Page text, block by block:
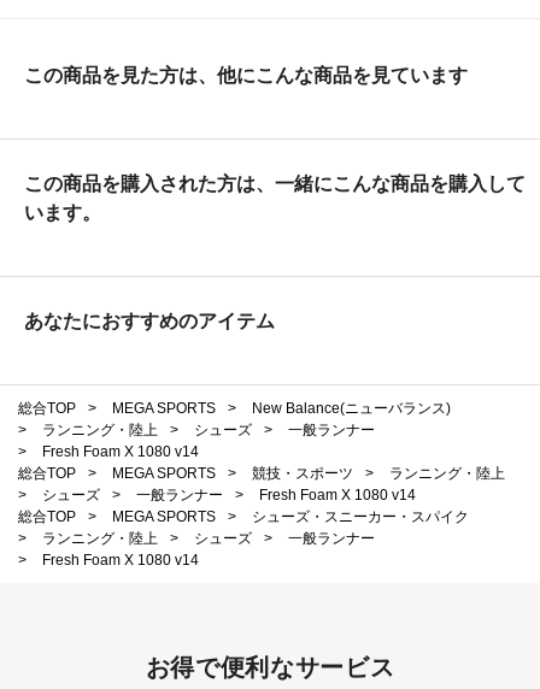
この商品を見た方は、他にこんな商品を見ています
この商品を購入された方は、一緒にこんな商品を購入して
います。
あなたにおすすめのアイテム
総合TOP > MEGA SPORTS >
New Balance(ニューバランス)
>
ランニング・陸上 > シューズ >
一般ランナー
>
Fresh Foam X 1080 v14
総合TOP
> MEGA SPORTS > 競技・スポーツ >
ランニング・陸上
>
シューズ > 一般ランナー >
Fresh Foam X 1080 v14
総合TOP
> MEGA SPORTS >
シューズ・スニーカー・スパイク
>
ランニング・陸上 > シューズ >
一般ランナー
>
Fresh Foam X 1080 v14
お得で便利なサービス